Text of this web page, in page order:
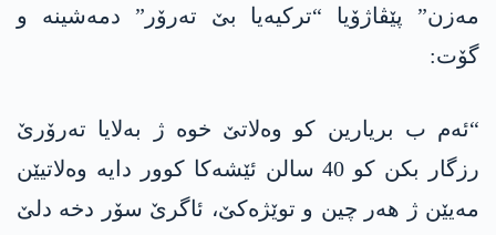
مەزن” پێڤاژۆیا “ترکیەیا بێ تەرۆر” دمەشینە و
گۆت:
“ئەم ب بریارین کو وەلاتێ خوە ژ بەلایا تەرۆرێ
رزگار بکن کو 40 سالن ئێشەکا کوور دایە وەلاتیێن
مەیێن ژ ھەر چین و توێژەکێ، ئاگرێ سۆر دخە دلێ